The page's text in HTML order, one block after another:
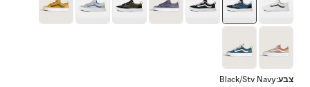
צבע:
Black/Stv Navy